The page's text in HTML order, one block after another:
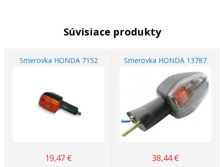
Súvisiace produkty
Smerovka HONDA 7152
19,47 €
Smerovka HONDA 13787
38,44 €